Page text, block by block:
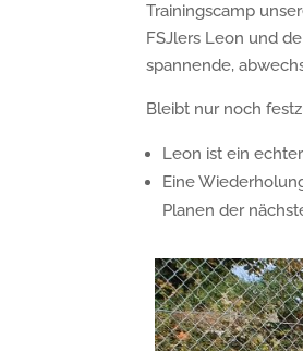
Trainingscamp
FSJlers Leon und
spannende,
Bleibt nur noch
Leon ist ein
Eine
Planen der